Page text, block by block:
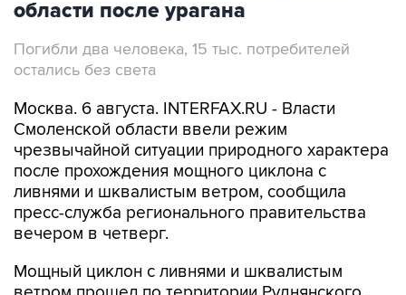
Погибли два человека, 15 тыс. потребителей
Москва. 6 августа. INTERFAX.RU - Власти
чрезвычайной ситуации природного характера
после прохождения мощного циклона с
ливнями и шквалистым ветром, сообщила
пресс-служба регионального правительства
вечером в четверг.
Мощный циклон с ливнями и шквалистым
Демидовского, Духовщинского, Ярцевского,